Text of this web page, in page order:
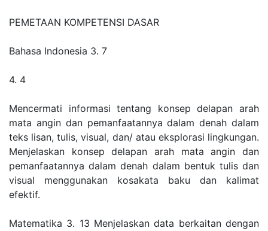
PEMETAAN KOMPETENSI DASAR
Bahasa Indonesia 3. 7
4. 4
Mencermati informasi tentang konsep delapan arah
mata angin dan pemanfaatannya dalam denah dalam
teks lisan, tulis, visual, dan/ atau eksplorasi lingkungan.
Menjelaskan konsep delapan arah mata angin dan
pemanfaatannya dalam denah dalam bentuk tulis dan
visual menggunakan kosakata baku dan kalimat
efektif.
Matematika 3. 13 Menjelaskan data berkaitan dengan